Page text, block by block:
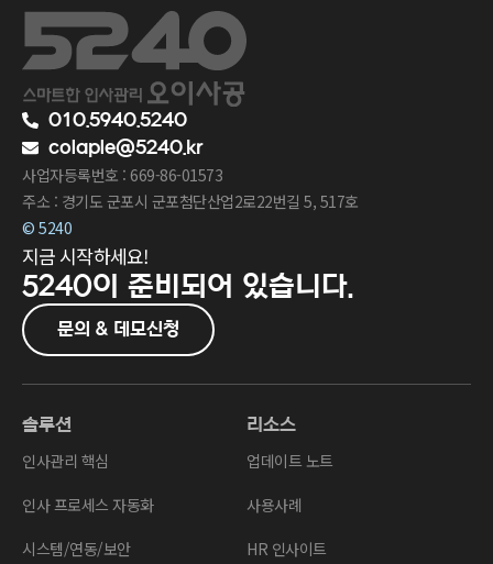
010.5940.5240
colaple@5240.kr
사업자등록번호 : 669-86-01573
주소 : 경기도 군포시 군포첨단산업2로22번길 5, 517호
© 5240
지금 시작하세요!
5240이 준비되어 있습니다.
문의 & 데모신청
솔루션
인사관리 핵심
인사 프로세스 자동화
시스템/연동/보안
리소스
업데이트 노트
사용사례
HR 인사이트